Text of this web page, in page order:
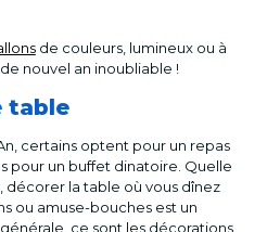
de couleurs, lumineux ou à
nouvel an inoubliable !
table
certains optent pour un repas
pour un buffet dinatoire. Quelle
décorer la table où vous dînez
ou amuse-bouches est un
ce sont les décorations